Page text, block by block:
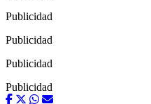
Publicidad
Publicidad
Publicidad
Publicidad